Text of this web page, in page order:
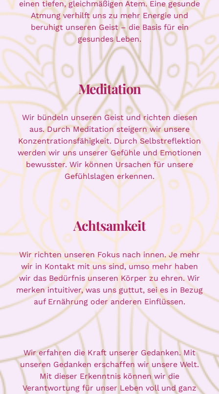
einen tiefen, gleichmäßigen Atem. Eine gesunde
Atmung verhilft uns zu mehr Energie und
beruhigt unseren Geist – die Basis für ein
gesundes Leben.
Meditation
Wir bündeln unseren Geist und richten diesen
aus. Durch Meditation steigern wir unsere
Konzentrationsfähigkeit. Durch Selbstreflektion
werden wir uns unserer Gefühle und Emotionen
bewusster. Wir können Ursachen für unsere
Gefühlslagen erkennen.
Achtsamkeit
Wir richten unseren Fokus nach innen. Je mehr
wir in Kontakt mit uns sind, umso mehr haben
wir das Bedürfnis unseren Körper zu ehren. Wir
merken intuitiver, was uns guttut, sei es in Bezug
auf Ernährung oder anderen Einflüssen.
Wir erfahren die Kraft unserer Gedanken. Mit
unseren Gedanken erschaffen wir unsere Welt.
Mit dieser Erkenntnis können wir die
Verantwortung für unser Leben voll und ganz